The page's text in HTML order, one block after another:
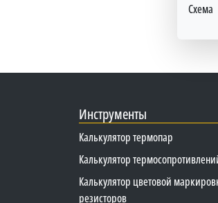
Схема
Инструменты
Калькулятор термопар
Калькулятор
Калькулятор цветовой
резисторов